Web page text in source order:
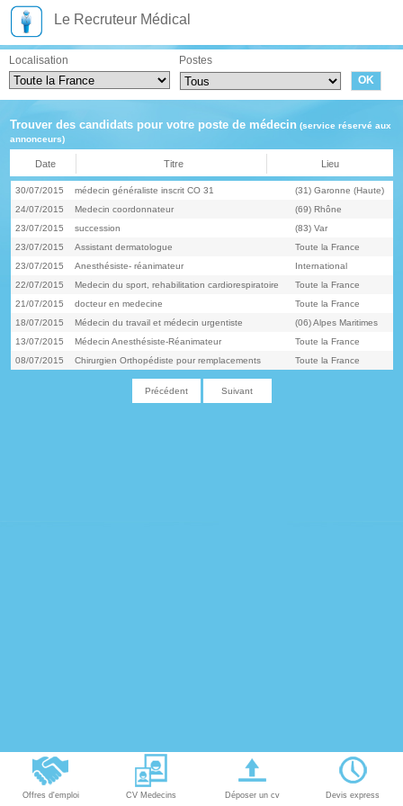
Le Recruteur Médical
Localisation Postes
Trouver des candidats pour votre poste de médecin (service réservé aux
annonceurs)
Date Titre Lieu
30/07/2015 médecin généraliste inscrit CO 31
(31) Garonne (Haute)
24/07/2015
Medecin coordonnateur
(69) Rhône
23/07/2015
succession
(83) Var
23/07/2015
Assistant dermatologue
Toute la France
23/07/2015
Anesthésiste- réanimateur
International
22/07/2015
Medecin du sport, rehabilitation cardiorespiratoire
Toute la France
21/07/2015
docteur en medecine
Toute la France
18/07/2015
Médecin du travail et médecin urgentiste
(06) Alpes Maritimes
13/07/2015
Médecin Anesthésiste-Réanimateur
Toute la France
08/07/2015
Chirurgien Orthopédiste pour remplacements Toute la France
Précédent Suivant
Offres d'emploi CV Medecins Déposer un cv Devis express